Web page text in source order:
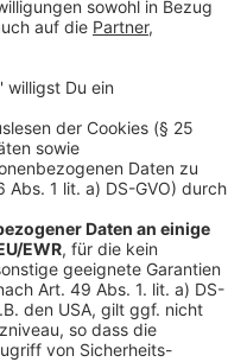
Service kann
Sie der
zu, um dieses
Consent
(Official Video)